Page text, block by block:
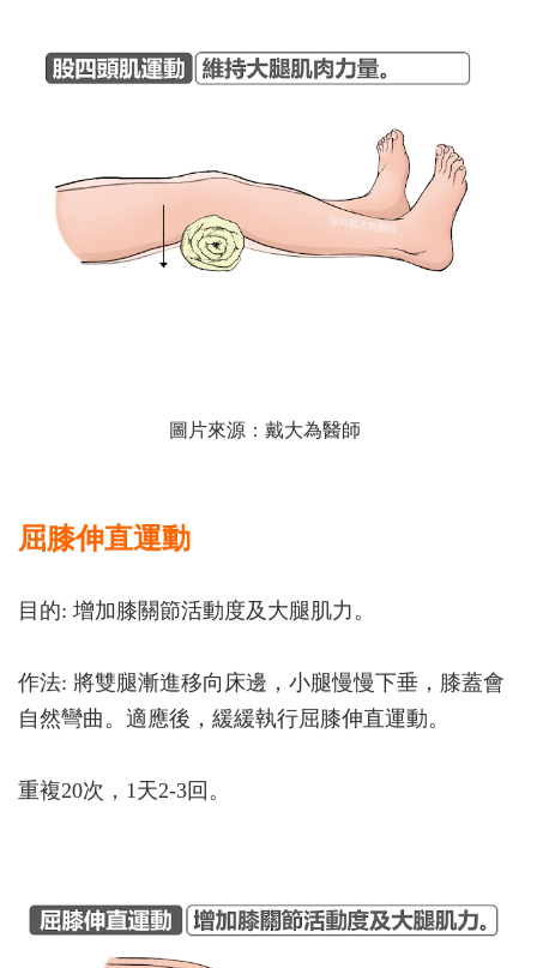
圖片來源：戴大為醫師
屈膝伸直運動
目的: 增加膝關節活動度及大腿肌力。
作法: 將雙腿漸進移向床邊，小腿慢慢下垂，膝蓋會
自然彎曲。適應後，緩緩執行屈膝伸直運動。
重複20次，1天2-3回。